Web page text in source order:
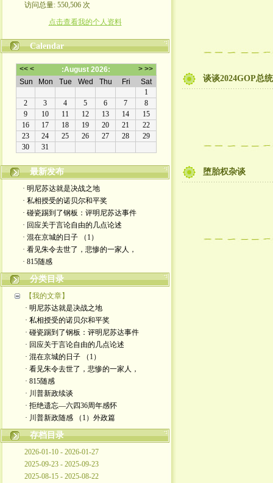
访问总量: 550,506 次
点击查看我的个人资料
Calendar
最新发布
· 明尼苏达就是决战之地
· 私相授受的诺贝尔和平奖
· 碰瓷踢到了钢板：评明尼苏达事件
· 回应关于言论自由的几点论述
· 混在京城的日子 （1）
· 看见朱令去世了，悲惨的一家人，
· 815随感
分类目录
【我的文章】
· 明尼苏达就是决战之地
· 私相授受的诺贝尔和平奖
· 碰瓷踢到了钢板：评明尼苏达事件
· 回应关于言论自由的几点论述
· 混在京城的日子 （1）
· 看见朱令去世了，悲惨的一家人，
· 815随感
· 川普新政续谈
· 拒绝遗忘—六四36周年感怀
· 川普新政随感 （1）外政篇
存档目录
2026-01-10 - 2026-01-27
2025-09-23 - 2025-09-23
2025-08-15 - 2025-08-22
谈谈2024GOP总
堕胎权杂谈